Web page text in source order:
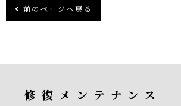
前のページへ戻る
修復メンテナンス